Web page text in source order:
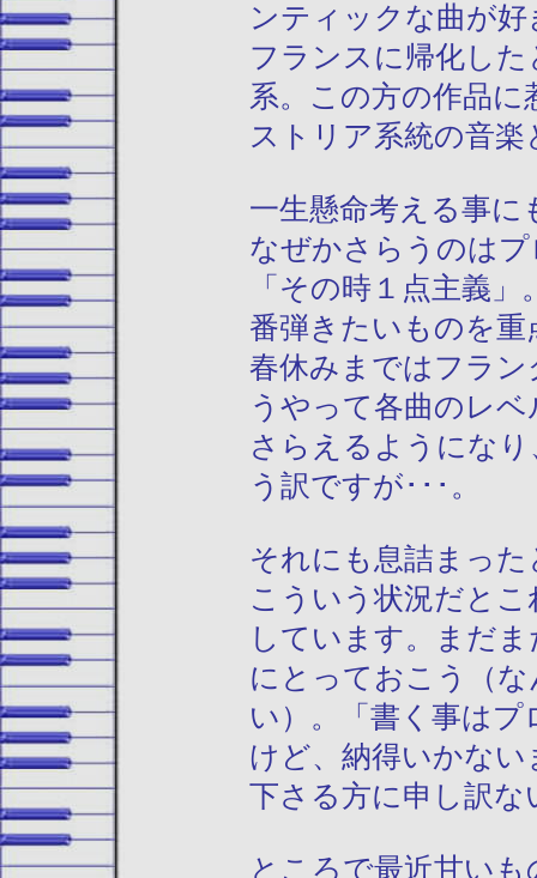
ンティックな曲が
フランスに帰化し
系。この方の作品
ストリア系統の音
一生懸命考える事
なぜかさらうのは
「その時１点主義
番弾きたいものを
春休みまではフラ
うやって各曲のレ
さらえるようにな
う訳ですが･･･。
それにも息詰まっ
こういう状況だと
しています。まだ
にとっておこう（
い）。「書く事は
けど、納得いかな
下さる方に申し訳
ところで最近甘い